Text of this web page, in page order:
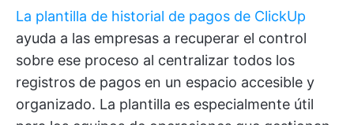
La plantilla de historial de pagos de ClickUp
ayuda a las empresas a recuperar el control
sobre ese proceso al centralizar todos los
registros de pagos en un espacio accesible y
organizado. La plantilla es especialmente útil